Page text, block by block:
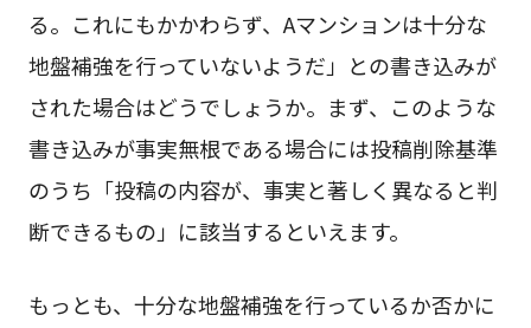
る。これにもかかわらず、Aマンションは十分な
地盤補強を行っていないようだ」との書き込みが
された場合はどうでしょうか。まず、このような
書き込みが事実無根である場合には投稿削除基準
のうち「投稿の内容が、事実と著しく異なると判
断できるもの」に該当するといえます。
もっとも、十分な地盤補強を行っているか否かに